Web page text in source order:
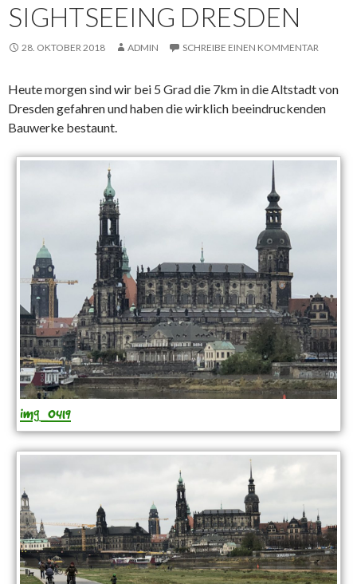
SIGHTSEEING DRESDEN
28. OKTOBER 2018 ADMIN SCHREIBE EINEN KOMMENTAR
Heute morgen sind wir bei 5 Grad die 7km in die Altstadt von
Dresden gefahren und haben die wirklich beeindruckenden
Bauwerke bestaunt.
img_0419